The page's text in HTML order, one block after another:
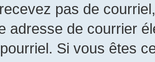
pas de
adresse de courrier
Si vous êtes